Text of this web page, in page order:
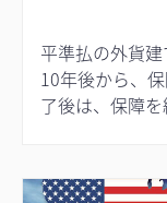
平準払の外貨
10年後から、
了後は、保障を